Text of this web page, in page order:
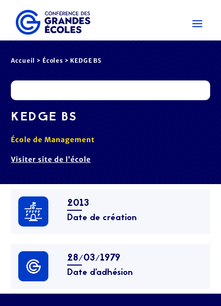
Accueil > Écoles > KEDGE BS
KEDGE BS
École de Management
Visiter site de l’école
2013
Date de création
28/03/1979
Date d’adhésion